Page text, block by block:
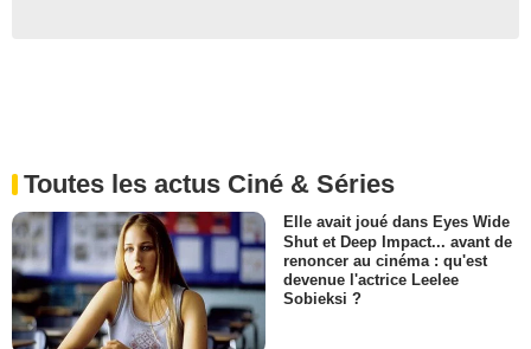
Toutes les actus Ciné & Séries
Elle avait joué dans Eyes Wide
Shut et Deep Impact... avant de
renoncer au cinéma : qu'est
devenue l'actrice Leelee
Sobieksi ?